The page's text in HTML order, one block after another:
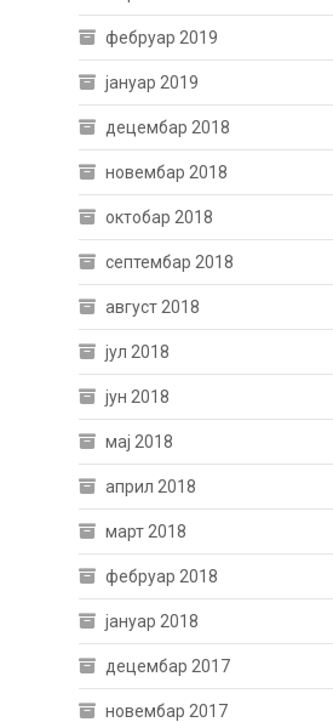
фебруар 2019
јануар 2019
децембар 2018
новембар 2018
октобар 2018
септембар 2018
август 2018
јул 2018
јун 2018
мај 2018
април 2018
март 2018
фебруар 2018
јануар 2018
децембар 2017
новембар 2017